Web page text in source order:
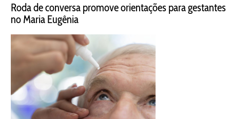
Roda de conversa promove orientações para gestantes
no Maria Eugênia